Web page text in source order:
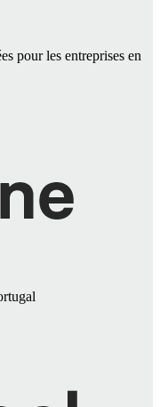
pour les entreprises en